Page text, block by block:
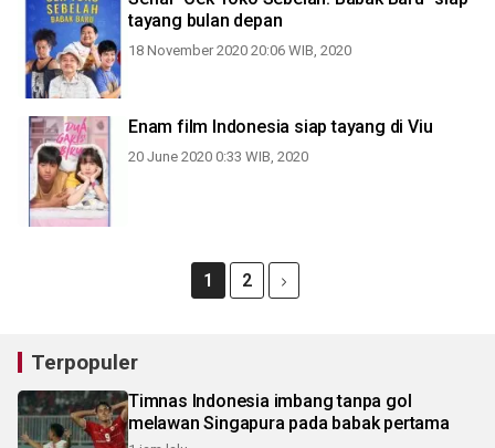
tayang bulan depan
18 November 2020 20:06 WIB, 2020
Enam film Indonesia siap tayang di Viu
20 June 2020 0:33 WIB, 2020
1 2
Terpopuler
Timnas Indonesia imbang tanpa gol
melawan Singapura pada babak pertama